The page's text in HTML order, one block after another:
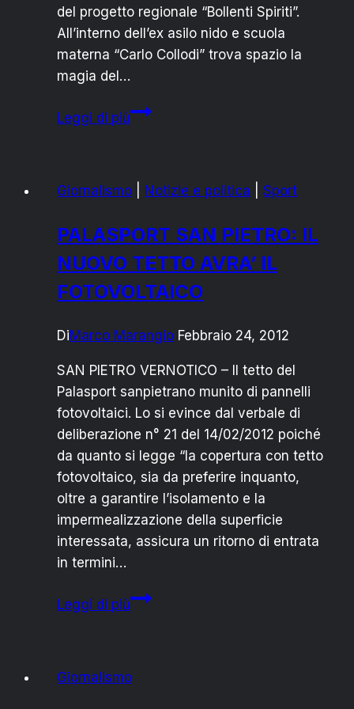
del progetto regionale “Bollenti Spiriti”.
All’interno dell’ex asilo nido e scuola
materna “Carlo Collodi” trova spazio la
magia del…
Leggi di piùSAN
AI
DI
TEATRO,
MUSICA
Giornalismo Notizie e politica Sport
PALASPORT SAN PIETRO: IL
NUOVO TETTO AVRA’ IL
FOTOVOLTAICO
DiMarco Marangio Febbraio 24, 2012
SAN PIETRO VERNOTICO – Il tetto del
Palasport sanpietrano munito di pannelli
fotovoltaici. Lo si evince dal verbale di
deliberazione n° 21 del 14/02/2012 poiché
da quanto si legge “la copertura con tetto
fotovoltaico, sia da preferire inquanto,
oltre a garantire l’isolamento e la
impermealizzazione della superficie
interessata, assicura un ritorno di entrata
in termini…
Leggi di piùPALASPORT
NUOVO
Giornalismo